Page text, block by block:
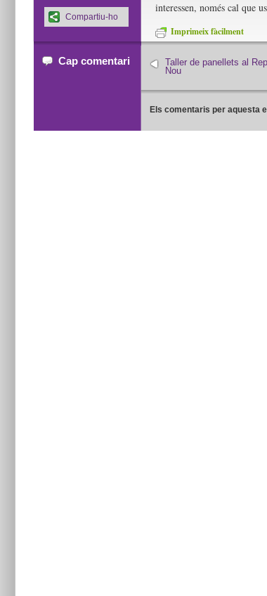
interessen, només cal que
Imprimeix fàcilment
Compartiu-ho
Cap comentari
Taller de panellets al
Nou
Els comentaris per aquesta